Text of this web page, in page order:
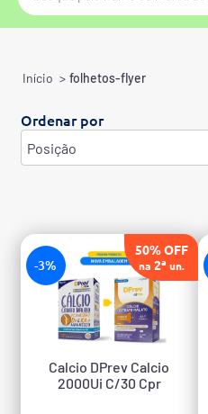
Início > folhetos-flyer
Ordenar por
50% OFF
na 2ª un.
-3%
Calcio DPrev Calcio
2000Ui C/30 Cpr